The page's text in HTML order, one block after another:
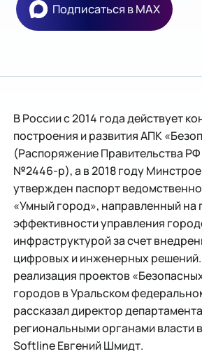
Подписаться в MAX
В России с 2014 года действует
построения и развития АПК
(Распоряжение Правительства РФ
№2446-р), а в 2018 году
утвержден паспорт
«Умный город», направленный на
эффективности управления
инфраструктурой за счет
цифровых и инженерных решений.
реализация проектов
городов в Уральском
рассказал директор
региональными органами власти
Softline Евгений Шмидт.